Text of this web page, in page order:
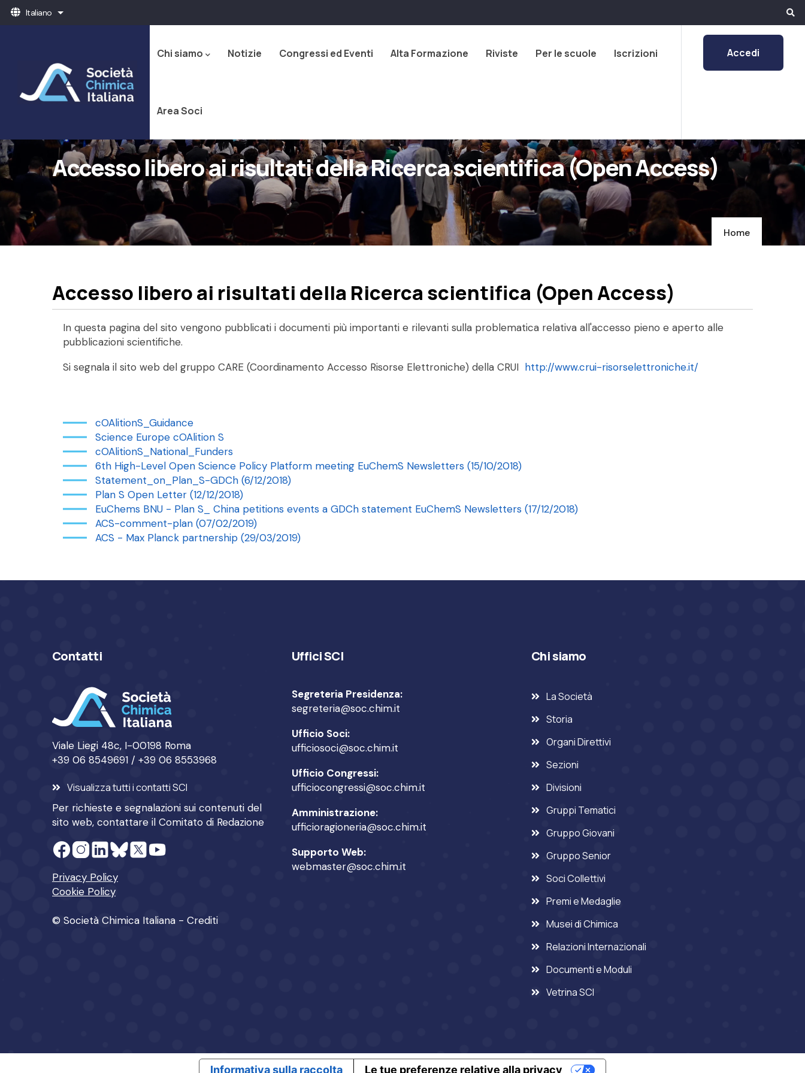
Salta Italiano Mostra ulteriori azioni
principale
Chi siamo Notizie Congressi ed Eventi Alta Formazione Riviste Per le scuole Iscrizioni
Area Soci
Accedi
Accesso libero ai risultati della Ricerca scientifica (Open Access)
Home
Accesso libero ai risultati della Ricerca scientifica (Open Access)
In questa pagina del sito vengono pubblicati i documenti più importanti e rilevanti sulla problematica relativa all'accesso pieno e aperto alle
pubblicazioni scientifiche.
Si segnala il sito web del gruppo CARE (Coordinamento Accesso Risorse Elettroniche) della CRUI http://www.crui-risorselettroniche.it/
cOAlitionS_Guidance
Science Europe cOAlition S
cOAlitionS_National_Funders
6th High-Level Open Science Policy Platform meeting EuChemS Newsletters (15/10/2018)
Statement_on_Plan_S-GDCh (6/12/2018)
Plan S Open Letter (12/12/2018)
EuChems BNU - Plan S_ China petitions events a GDCh statement EuChemS Newsletters (17/12/2018)
ACS-comment-plan (07/02/2019)
ACS - Max Planck partnership (29/03/2019)
Contatti
Viale Liegi 48c, I-00198 Roma
+39 06 8549691 / +39 06 8553968
Visualizza tutti i contatti SCI
Per richieste e segnalazioni sui contenuti del
sito web, contattare il Comitato di Redazione
Privacy Policy
Cookie Policy
© Società Chimica Italiana - Crediti
Uffici SCI
Segreteria Presidenza:
segreteria@soc.chim.it
Ufficio Soci:
ufficiosoci@soc.chim.it
Ufficio Congressi:
ufficiocongressi@soc.chim.it
Amministrazione:
ufficioragioneria@soc.chim.it
Supporto Web:
webmaster@soc.chim.it
Chi siamo
La Società
Storia
Organi Direttivi
Sezioni
Divisioni
Gruppi Tematici
Gruppo Giovani
Gruppo Senior
Soci Collettivi
Premi e Medaglie
Musei di Chimica
Relazioni Internazionali
Documenti e Moduli
Vetrina SCI
Informativa sulla raccolta Le tue preferenze relative alla privacy